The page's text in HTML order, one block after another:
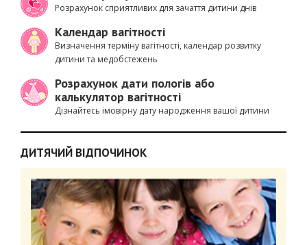
Розрахунок сприятливих для зачаття дитини днів
Календар вагітності
Визначення терміну вагітності, календар розвитку
дитини та медобстежень
Розрахунок дати пологів або
калькулятор вагітності
Дізнайтесь імовірну дату народження вашої дитини
ДИТЯЧИЙ ВІДПОЧИНОК